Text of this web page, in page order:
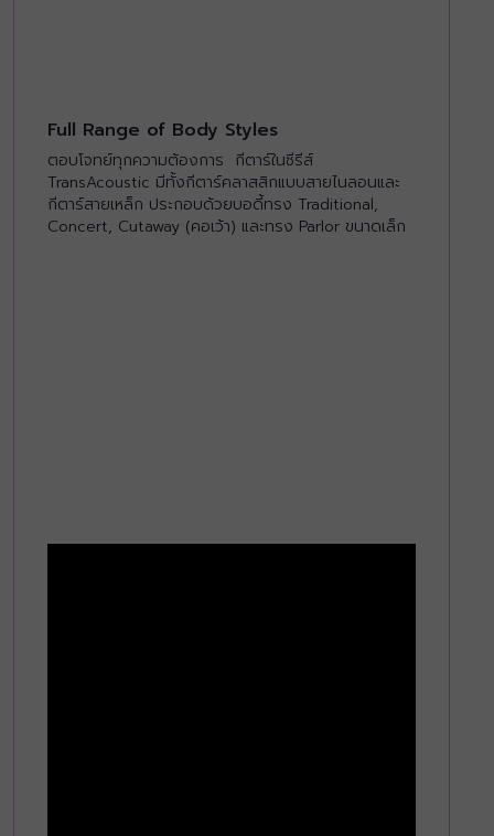
Full Range of Body Styles
ตอบโจทย์ทุกความต้องการ กีตาร์ในซีรีส์
TransAcoustic มีทั้งกีตาร์คลาสสิกแบบสายไนลอนและ
กีตาร์สายเหล็ก ประกอบด้วยบอดี้ทรง Traditional,
Concert, Cutaway (คอเว้า) และทรง Parlor ขนาดเล็ก